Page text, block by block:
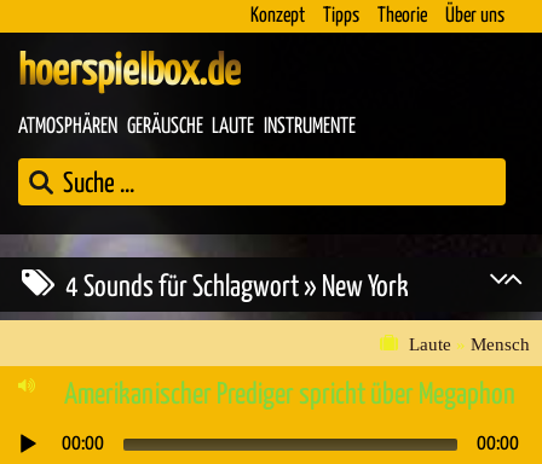
Konzept Tipps Theorie Über uns
hoerspielbox.de
ATMOSPHÄREN GERÄUSCHE LAUTE INSTRUMENTE
4 Sounds für Schlagwort » New York
Laute » Mensch
Amerikanischer Prediger spricht über Megaphon
Audio-
00:00 00:00